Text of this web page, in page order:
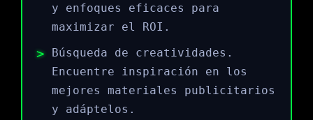
y enfoques eficaces para
maximizar el ROI.
Búsqueda de creatividades.
Encuentre inspiración en los
mejores materiales publicitarios
y adáptelos.